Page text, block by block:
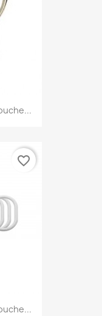
favorite_border